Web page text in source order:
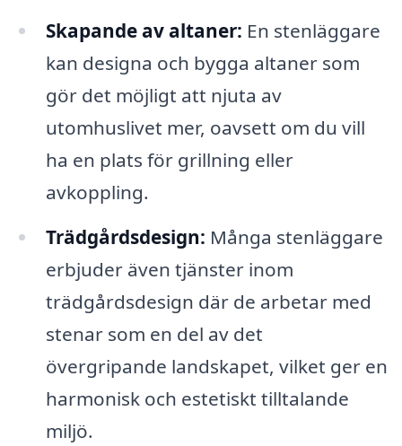
Skapande av altaner: En stenläggare
kan designa och bygga altaner som
gör det möjligt att njuta av
utomhuslivet mer, oavsett om du vill
ha en plats för grillning eller
avkoppling.
Trädgårdsdesign: Många stenläggare
erbjuder även tjänster inom
trädgårdsdesign där de arbetar med
stenar som en del av det
övergripande landskapet, vilket ger en
harmonisk och estetiskt tilltalande
miljö.